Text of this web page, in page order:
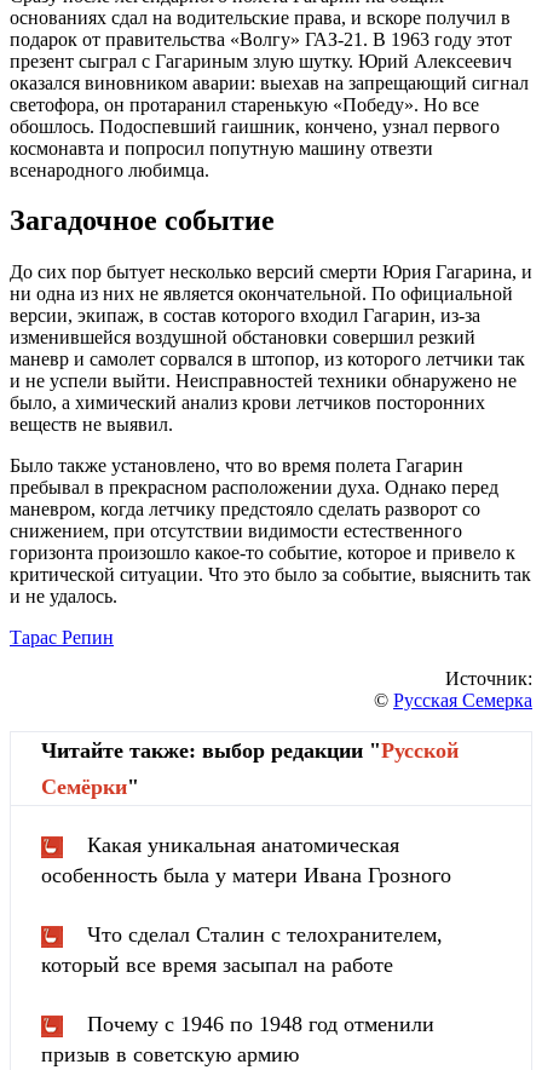
основаниях сдал на водительские права, и вскоре получил в
подарок от правительства «Волгу» ГАЗ-21. В 1963 году этот
презент сыграл с Гагариным злую шутку. Юрий Алексеевич
оказался виновником аварии: выехав на запрещающий сигнал
светофора, он протаранил старенькую «Победу». Но все
обошлось. Подоспевший гаишник, кончено, узнал первого
космонавта и попросил попутную машину отвезти
всенародного любимца.
Загадочное событие
До сих пор бытует несколько версий смерти Юрия Гагарина, и
ни одна из них не является окончательной. По официальной
версии, экипаж, в состав которого входил Гагарин, из-за
изменившейся воздушной обстановки совершил резкий
маневр и самолет сорвался в штопор, из которого летчики так
и не успели выйти. Неисправностей техники обнаружено не
было, а химический анализ крови летчиков посторонних
веществ не выявил.
Было также установлено, что во время полета Гагарин
пребывал в прекрасном расположении духа. Однако перед
маневром, когда летчику предстояло сделать разворот со
снижением, при отсутствии видимости естественного
горизонта произошло какое-то событие, которое и привело к
критической ситуации. Что это было за событие, выяснить так
и не удалось.
Тарас Репин
Источник:
© Русская Семерка
Читайте также: выбор редакции "Русской
Cемёрки"
Какая уникальная анатомическая
особенность была у матери Ивана Грозного
Что сделал Сталин с телохранителем,
который все время засыпал на работе
Почему с 1946 по 1948 год отменили
призыв в советскую армию